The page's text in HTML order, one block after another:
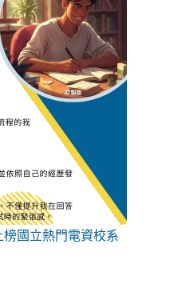
榜國立熱門電資校系